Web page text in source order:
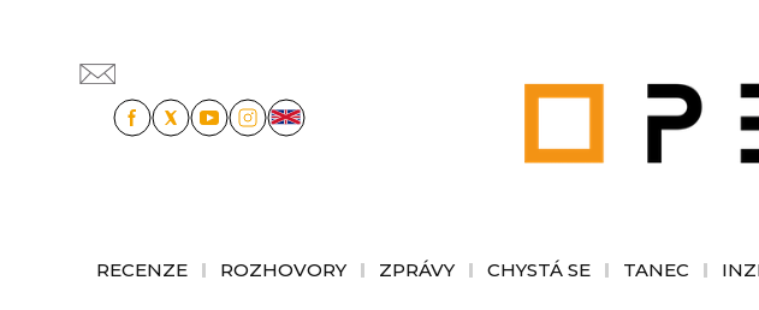
RECENZE ROZHOVORY ZPRÁVY CHYSTÁ SE TANEC